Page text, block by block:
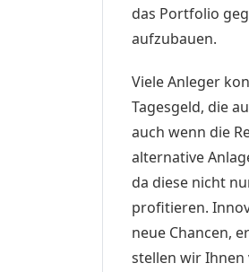
das Portfolio
aufzubauen.
Viele Anleger
Tagesgeld, die
auch wenn die
alternative
da diese nicht
profitieren.
neue Chancen,
stellen wir Ihnen